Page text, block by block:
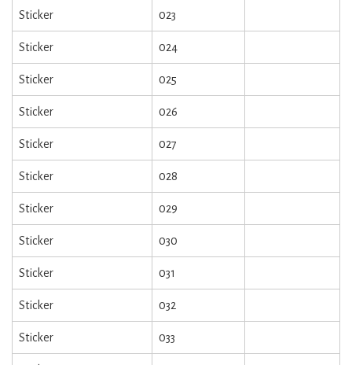
Sticker 023
Sticker 024
Sticker 025
Sticker 026
Sticker 027
Sticker 028
Sticker 029
Sticker 030
Sticker 031
Sticker 032
Sticker 033